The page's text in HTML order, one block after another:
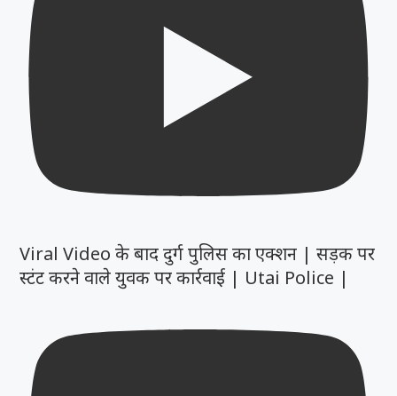
Viral Video के बाद दुर्ग पुलिस का एक्शन | सड़क पर
स्टंट करने वाले युवक पर कार्रवाई | Utai Police |